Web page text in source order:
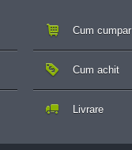
Cum cumpar
Cum achit
Livrare